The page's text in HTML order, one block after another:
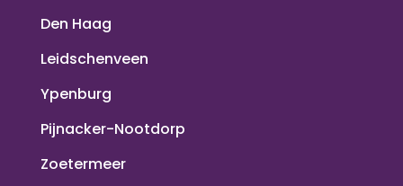
Den Haag
Leidschenveen
Ypenburg
Pijnacker-Nootdorp
Zoetermeer